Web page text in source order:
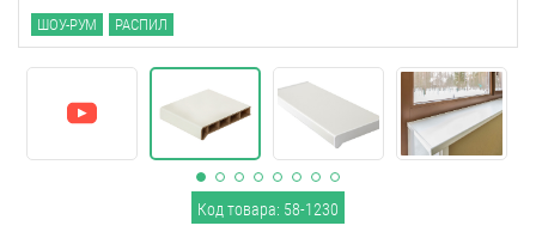
ШОУ-РУМ РАСПИЛ
Код товара: 58-1230